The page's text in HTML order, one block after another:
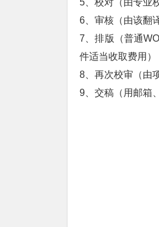
5、校对（由专业
6、审核（由该翻
7、排版（普通
件适当收取费用）
8、再次校审（由
9、交稿（用邮箱